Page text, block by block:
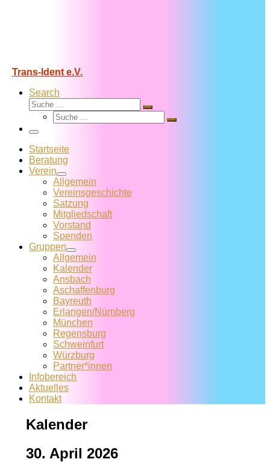
Trans-Ident e.V.
Search
Suche
Suche
Suche
Suche
Menü
Startseite
Beratung
Verein
Allgemein
Vereins­geschichte
Satzung
Mitglied­schaft
Vorstand
Spenden
Gruppen
Allgemein
Kalender
Ansbach
Aschaffenburg
Bayreuth
Erlangen/Nürnberg
München
Regensburg
Schweinfurt
Würzburg
Partner*innen
Infobereich
Aktuelles
Kontakt
Kalender
30. April 2026